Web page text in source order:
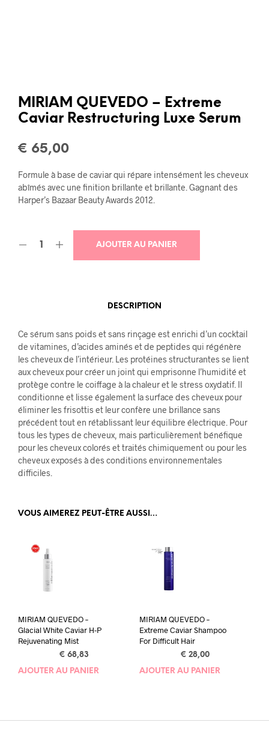
MIRIAM QUEVEDO – Extreme
Caviar Restructuring Luxe Serum
€ 65,00
Formule à base de caviar qui répare intensément les cheveux
abîmés avec une finition brillante et brillante. Gagnant des
Harper’s Bazaar Beauty Awards 2012.
AJOUTER AU PANIER
DESCRIPTION
Ce sérum sans poids et sans rinçage est enrichi d’un cocktail
de vitamines, d’acides aminés et de peptides qui régénère
les cheveux de l’intérieur. Les protéines structurantes se lient
aux cheveux pour créer un joint qui emprisonne l’humidité et
protège contre le coiffage à la chaleur et le stress oxydatif. Il
conditionne et lisse également la surface des cheveux pour
éliminer les frisottis et leur confère une brillance sans
précédent tout en rétablissant leur équilibre électrique. Pour
tous les types de cheveux, mais particulièrement bénéfique
pour les cheveux colorés et traités chimiquement ou pour les
cheveux exposés à des conditions environnementales
difficiles.
VOUS AIMEREZ PEUT-ÊTRE AUSSI…
MIRIAM QUEVEDO –
Glacial White Caviar H-P
Rejuvenating Mist
€ 68,83
AJOUTER AU PANIER
MIRIAM QUEVEDO –
Extreme Caviar Shampoo
For Difficult Hair
€ 28,00
AJOUTER AU PANIER